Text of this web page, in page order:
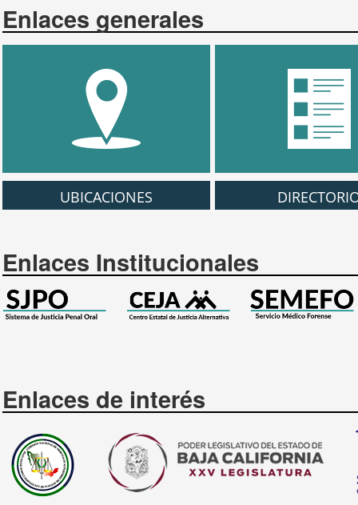
Enlaces generales
UBICACIONES
Enlaces Institucionales
Enlaces de interés